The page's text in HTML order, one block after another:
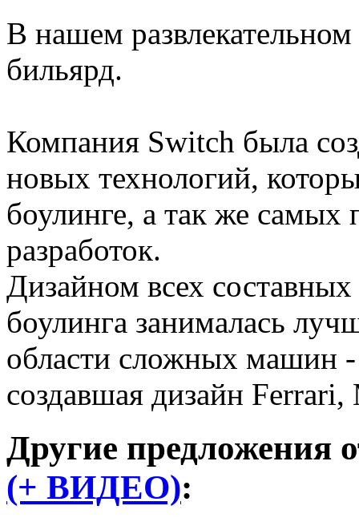
В нашем
бильярд.
Компания Switch была
новых технологий,
боулинге, а так же самых
разработок.
Дизайном всех
боулинга занималась
области сложных машин -
создавшая дизайн
Другие предложения
(+ ВИДЕО):